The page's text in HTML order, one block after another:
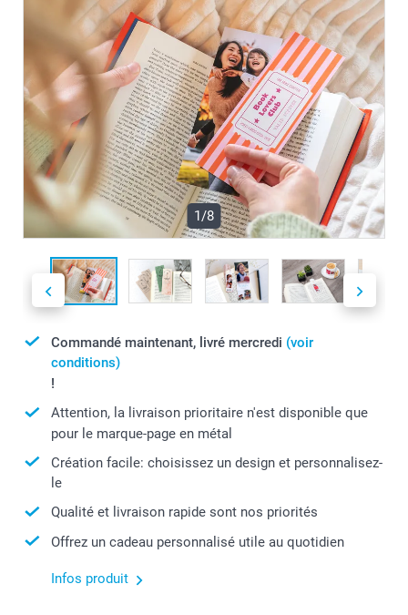
1/8
Commandé maintenant, livré mercredi (voir
conditions)
!
Attention, la livraison prioritaire n'est disponible que
pour le marque-page en métal
Création facile: choisissez un design et personnalisez-
le
Qualité et livraison rapide sont nos priorités
Offrez un cadeau personnalisé utile au quotidien
Infos produit